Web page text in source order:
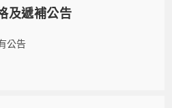
及遞補公告
公告